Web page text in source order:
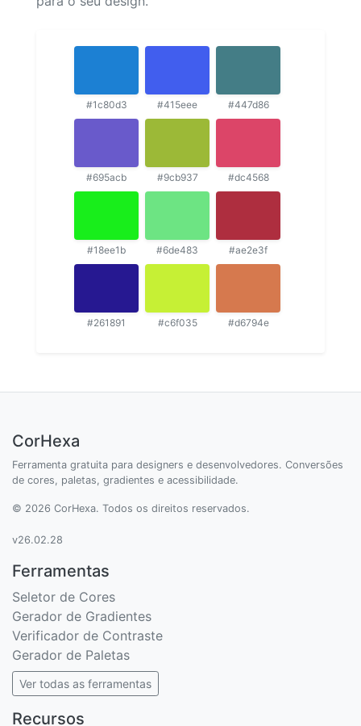
#1c80d3 #415eee #447d86
#695acb #9cb937 #dc4568
#18ee1b #6de483 #ae2e3f
#261891 #c6f035 #d6794e
CorHexa
Ferramenta gratuita para designers e desenvolvedores. Conversões
de cores, paletas, gradientes e acessibilidade.
© 2026 CorHexa. Todos os direitos reservados.
v26.02.28
Ferramentas
Seletor de Cores
Gerador de Gradientes
Verificador de Contraste
Gerador de Paletas
Ver todas as ferramentas
Recursos